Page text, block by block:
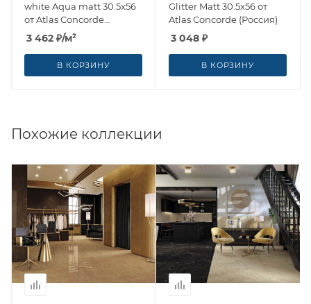
white Aqua matt 30.5x56
от Atlas Concorde
(Россия)
3 462 ₽/м²
В КОРЗИНУ
Glitter Matt 30.5x56 от
Atlas Concorde (Россия)
3 048 ₽
В КОРЗИНУ
Похожие коллекции